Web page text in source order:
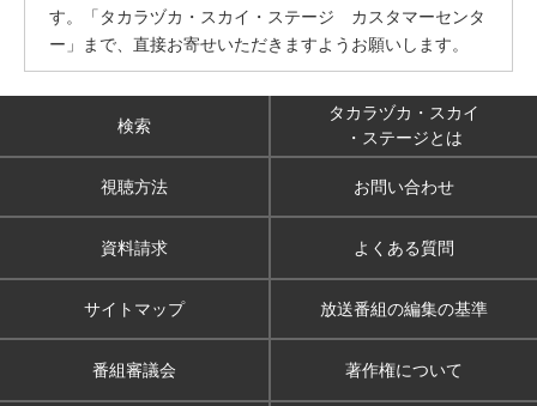
す。「タカラヅカ・スカイ・ステージ カスタマーセンタ
ー」まで、直接お寄せいただきますようお願いします。
検索
タカラヅカ・スカイ
・ステージとは
視聴方法 お問い合わせ
資料請求 よくある質問
サイトマップ 放送番組の編集の基準
番組審議会 著作権について